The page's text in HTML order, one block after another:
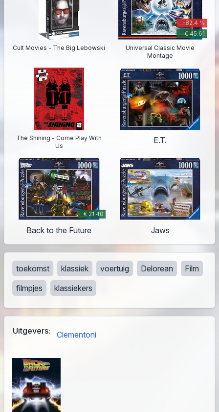
Uitgevers: Clementoni
Cult Movies - The Big Lebowski
-82.4 %
€ 45.61
Universal Classic Movie
Montage
The Shining - Come Play With
Us
E.T.
€ 21.40
Back to the Future Jaws
toekomst klassiek voertuig Delorean
Film
filmpjes
klassiekers